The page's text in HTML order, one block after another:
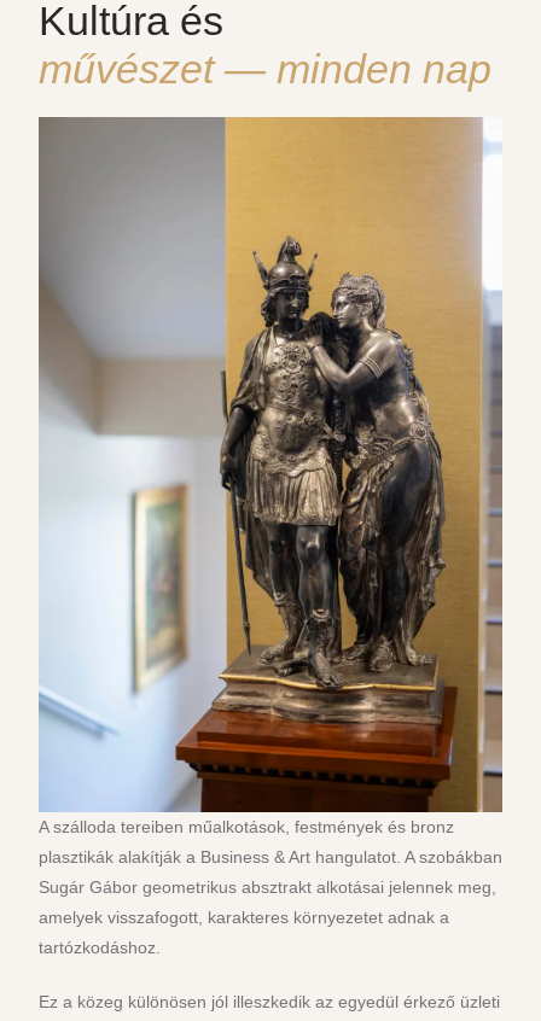
Kultúra és
művészet — minden nap
A szálloda tereiben műalkotások, festmények és bronz
plasztikák alakítják a Business & Art hangulatot. A szobákban
Sugár Gábor geometrikus absztrakt alkotásai jelennek meg,
amelyek visszafogott, karakteres környezetet adnak a
tartózkodáshoz.
Ez a közeg különösen jól illeszkedik az egyedül érkező üzleti